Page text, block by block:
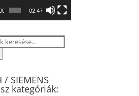
02:47
/ SIEMENS
kategóriák: